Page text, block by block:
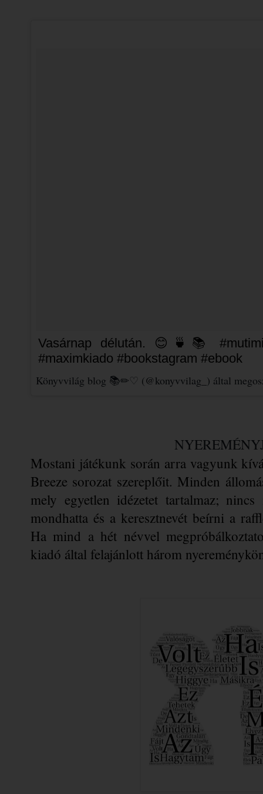
Vasárnap délután. 😊🍵📚
#maximkiado #bookstagram #ebook
Könyvvilág blog 📚✏♡ (@konyvvilag_) által
Mostani játékunk során arra vagyunk
Breeze sorozat szereplőit. Minden
mely egyetlen idézetet tartalmaz;
mondhatta és a keresztnevét beírni a
Ha mind a hét névvel
kiadó által felajánlott három